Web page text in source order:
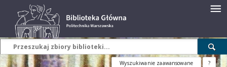
Wyszukiwanie zaawansowane ?